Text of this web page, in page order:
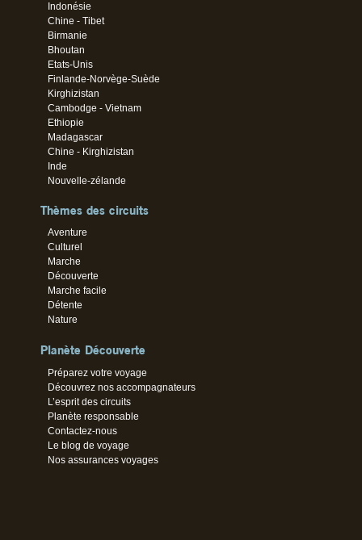
Indonésie
Chine - Tibet
Birmanie
Bhoutan
Etats-Unis
Finlande-Norvège-Suède
Kirghizistan
Cambodge - Vietnam
Ethiopie
Madagascar
Chine - Kirghizistan
Inde
Nouvelle-zélande
Thèmes des circuits
Aventure
Culturel
Marche
Découverte
Marche facile
Détente
Nature
Planète Découverte
Préparez votre voyage
Découvrez nos accompagnateurs
L’esprit des circuits
Planète responsable
Contactez-nous
Le blog de voyage
Nos assurances voyages